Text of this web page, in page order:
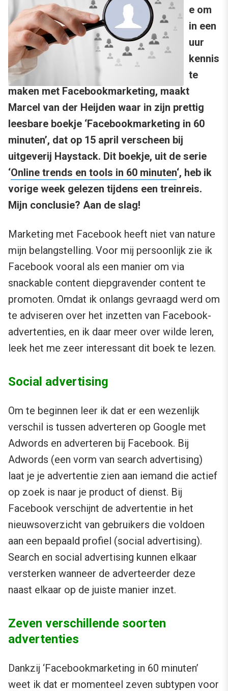
e om
in een
uur
kennis
te
maken met Facebookmarketing, maakt
Marcel van der Heijden waar in zijn prettig
leesbare boekje ‘Facebookmarketing in 60
minuten’, dat op 15 april verscheen bij
uitgeverij Haystack. Dit boekje, uit de serie
‘Online trends en tools in 60 minuten‘, heb ik
vorige week gelezen tijdens een treinreis.
Mijn conclusie? Aan de slag!
Marketing met Facebook heeft niet van nature
mijn belangstelling. Voor mij persoonlijk zie ik
Facebook vooral als een manier om via
snackable content diepgravender content te
promoten. Omdat ik onlangs gevraagd werd om
te adviseren over het inzetten van Facebook-
advertenties, en ik daar meer over wilde leren,
leek het me zeer interessant dit boek te lezen.
Social advertising
Om te beginnen leer ik dat er een wezenlijk
verschil is tussen adverteren op Google met
Adwords en adverteren bij Facebook. Bij
Adwords (een vorm van search advertising)
laat je je advertentie zien aan iemand die actief
op zoek is naar je product of dienst. Bij
Facebook verschijnt de advertentie in het
nieuwsoverzicht van gebruikers die voldoen
aan een bepaald profiel (social advertising).
Search en social advertising kunnen elkaar
versterken wanneer de adverteerder deze
naast elkaar op de juiste manier inzet.
Zeven verschillende soorten
advertenties
Dankzij ‘Facebookmarketing in 60 minuten’
weet ik dat er momenteel zeven subtypen voor